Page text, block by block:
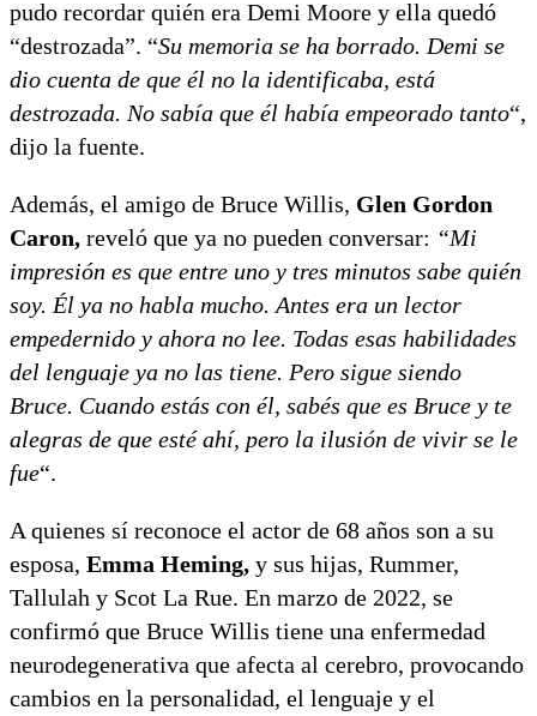
pudo recordar quién era Demi Moore y ella quedó
“destrozada”. “Su memoria se ha borrado. Demi se
dio cuenta de que él no la identificaba, está
destrozada. No sabía que él había empeorado tanto“,
dijo la fuente.
Además, el amigo de Bruce Willis, Glen Gordon
Caron, reveló que ya no pueden conversar: “Mi
impresión es que entre uno y tres minutos sabe quién
soy. Él ya no habla mucho. Antes era un lector
empedernido y ahora no lee. Todas esas habilidades
del lenguaje ya no las tiene. Pero sigue siendo
Bruce. Cuando estás con él, sabés que es Bruce y te
alegras de que esté ahí, pero la ilusión de vivir se le
fue“.
A quienes sí reconoce el actor de 68 años son a su
esposa, Emma Heming, y sus hijas, Rummer,
Tallulah y Scot La Rue. En marzo de 2022, se
confirmó que Bruce Willis tiene una enfermedad
neurodegenerativa que afecta al cerebro, provocando
cambios en la personalidad, el lenguaje y el